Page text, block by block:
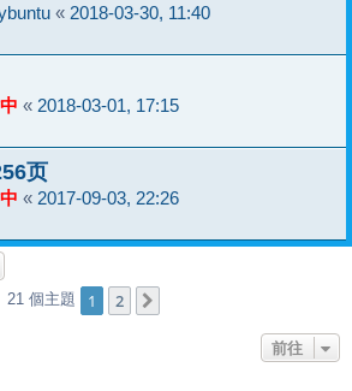
« 2018-03-30, 11:40
« 2018-03-01, 17:15
页
« 2017-09-03, 22:26
21 個主題 1 2
前往